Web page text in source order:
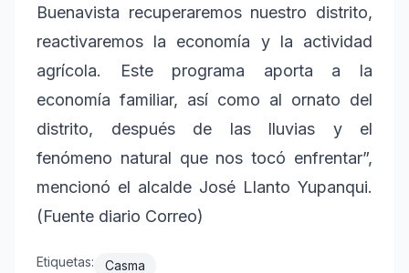
Buenavista recuperaremos nuestro distrito,
reactivaremos la economía y la actividad
agrícola. Este programa aporta a la
economía familiar, así como al ornato del
distrito, después de las lluvias y el
fenómeno natural que nos tocó enfrentar”,
mencionó el alcalde José Llanto Yupanqui.
(Fuente diario Correo)
Etiquetas: Casma